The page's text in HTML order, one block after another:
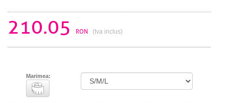
210.05 RON (tva inclus)
Marimea: